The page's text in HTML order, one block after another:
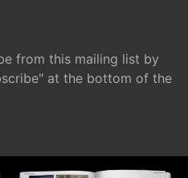
from this mailing list by
at the bottom of the